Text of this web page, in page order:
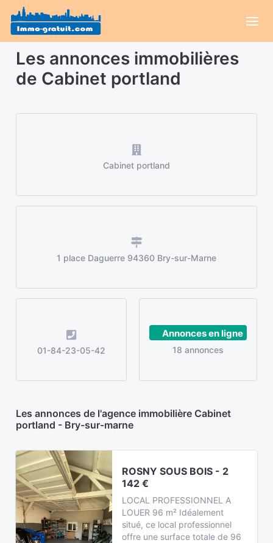
Les annonces immobilières
de Cabinet portland
Cabinet portland
1 place Daguerre 94360 Bry-sur-Marne
01-84-23-05-42
Annonces en ligne
18 annonces
Les annonces de l'agence immobilière Cabinet
portland - Bry-sur-marne
ROSNY SOUS BOIS - 2
142 €
LOCAL PROFESSIONNEL A
LOUER 96 m² Idéalement
situé, ce local professionnel
offre une surface totale de 96